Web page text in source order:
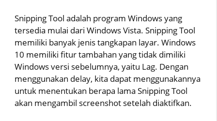
Snipping Tool adalah program Windows yang
tersedia mulai dari Windows Vista. Snipping Tool
memiliki banyak jenis tangkapan layar. Windows
10 memiliki fitur tambahan yang tidak dimiliki
Windows versi sebelumnya, yaitu Lag. Dengan
menggunakan delay, kita dapat menggunakannya
untuk menentukan berapa lama Snipping Tool
akan mengambil screenshot setelah diaktifkan.